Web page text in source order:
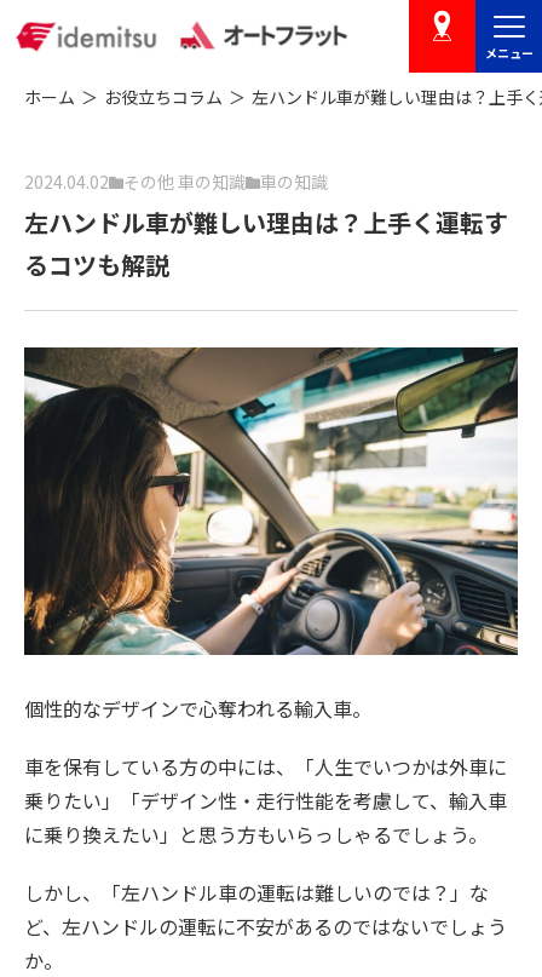
店舗を探す
メニュー
ホーム お役立ちコラム 左ハンドル車が難しい理由は？上手
2024.04.02 その他 車の知識 車の知識
左ハンドル車が難しい理由は？上手く運転す
るコツも解説
個性的なデザインで心奪われる輸入車。
車を保有している方の中には、「人生でいつかは外車に
乗りたい」「デザイン性・走行性能を考慮して、輸入車
に乗り換えたい」と思う方もいらっしゃるでしょう。
しかし、「左ハンドル車の運転は難しいのでは？」な
ど、左ハンドルの運転に不安があるのではないでしょう
か。